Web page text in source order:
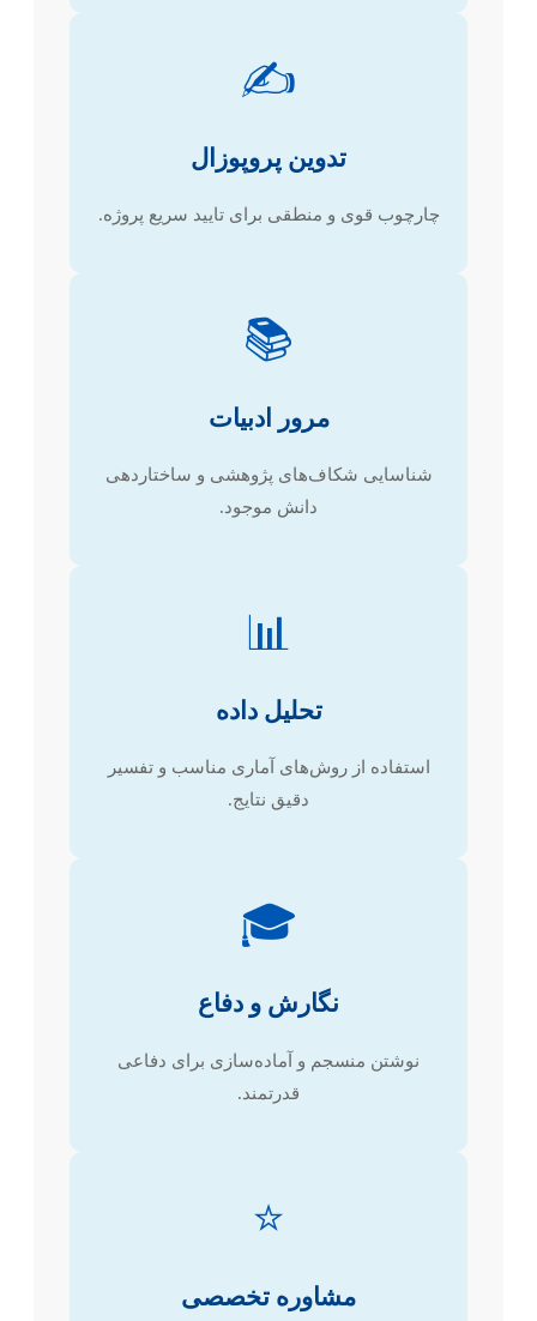
✍️
تدوین پروپوزال
چارچوب قوی و منطقی برای تایید سریع پروژه.
📚
مرور ادبیات
شناسایی شکاف‌های پژوهشی و ساختاردهی
دانش موجود.
📊
تحلیل داده
استفاده از روش‌های آماری مناسب و تفسیر
دقیق نتایج.
🎓
نگارش و دفاع
نوشتن منسجم و آماده‌سازی برای دفاعی
قدرتمند.
⭐
مشاوره تخصصی